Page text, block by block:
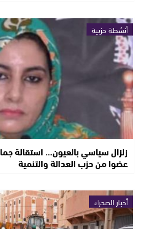
أنشطة حزبية
عضوا من حزب العدالة والتنمية
أخبار الصحراء